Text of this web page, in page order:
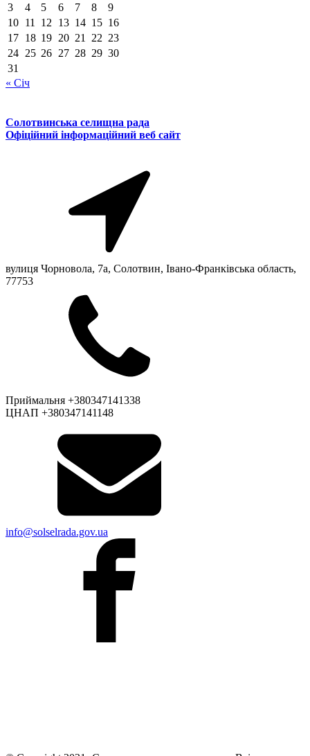
3
4 5 6 7 8
9
10 11 12 13 14 15 16
17 18 19 20 21 22 23
24 25 26 27 28 29 30
31
« Січ
Солотвинська селищна рада
Офіційний інформаційний веб сайт
вулиця Чорновола, 7a, Солотвин, Івано-Франківська область,
77753
Приймальня +380347141338
ЦНАП +380347141148
info@solselrada.gov.ua